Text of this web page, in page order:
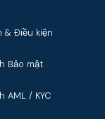
& Điều kiện
Bảo mật
AML / KYC